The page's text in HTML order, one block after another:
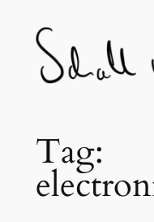
content
Tag: